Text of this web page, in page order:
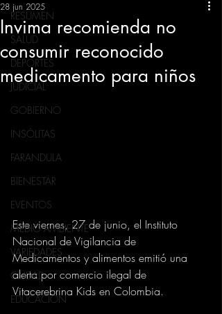
RESUMEN
SALUD
DEPORTES
JUDICIAL
GOBIERNO
INSÓLITAS
FARANDULA
BIENESTAR
EVENTOS
MEDIO AMBIENTE
VARIEDADES
CIUDAD
EDUCACION
Invima recomienda no
consumir reconocido
medicamento para niños
28 jun 2025
Este viernes, 27 de junio, el Instituto
Nacional de Vigilancia de
Medicamentos y alimentos emitió una
alerta por comercio ilegal de
Vitacerebrina Kids en Colombia.